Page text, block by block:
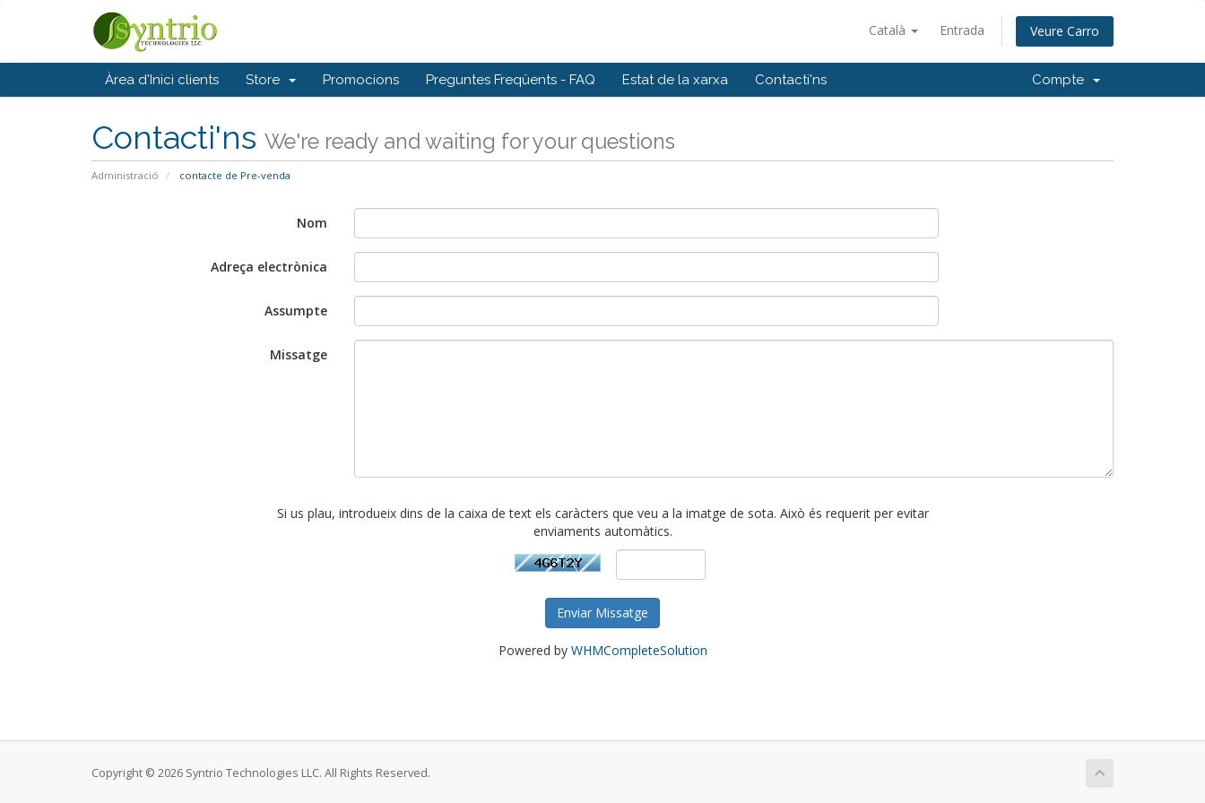
Català Entrada Veure Carro
Àrea d'Inici clients Store Promocions Preguntes Freqüents - FAQ Estat de la xarxa Contacti'ns Compte
Contacti'ns We're ready and waiting for your questions
Administració contacte de Pre-venda
Nom
Adreça electrònica
Assumpte
Missatge
Si us plau, introdueix dins de la caixa de text els caràcters que veu a la imatge de sota. Això és requerit per evitar
enviaments automàtics.
Enviar Missatge
Powered by WHMCompleteSolution
Copyright © 2026 Syntrio Technologies LLC. All Rights Reserved.